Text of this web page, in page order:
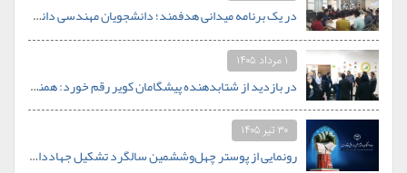
در یک برنامه میدانی هدفمند؛ دانشجویان مهندسی دانشگاه علم و هنر از قلب صنعت کاشی یزد بازدید کردند
۱ مرداد ۱۴۰۵
در بازدید از شتابدهنده پیشگامان کویر رقم خورد: همنشینی اساتید دانشگاه علم و هنر با محور استارتاپی
۳۰ تیر ۱۴۰۵
رونمایی از پوستر چهل‌وششمین سالگرد تشکیل جهاددانشگاهی با شعار «جهاددانشگاهی؛ اقتدار علمی در افق مقاومت»